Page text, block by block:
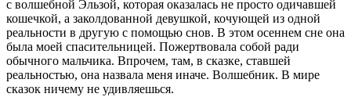
с волшебной Эльзой, которая оказалась не просто одичавшей
кошечкой, а заколдованной девушкой, кочующей из одной
реальности в другую с помощью снов. В этом осеннем сне она
была моей спасительницей. Пожертвовала собой ради
обычного мальчика. Впрочем, там, в сказке, ставшей
реальностью, она назвала меня иначе. Волшебник. В мире
сказок ничему не удивляешься.